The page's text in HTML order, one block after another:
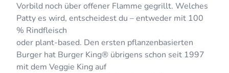
Vorbild noch über offener Flamme gegrillt. Welches
Patty es wird, entscheidest du – entweder mit 100
% Rindfleisch
oder plant-based. Den ersten pflanzenbasierten
Burger hat Burger King® übrigens schon seit 1997
mit dem Veggie King auf